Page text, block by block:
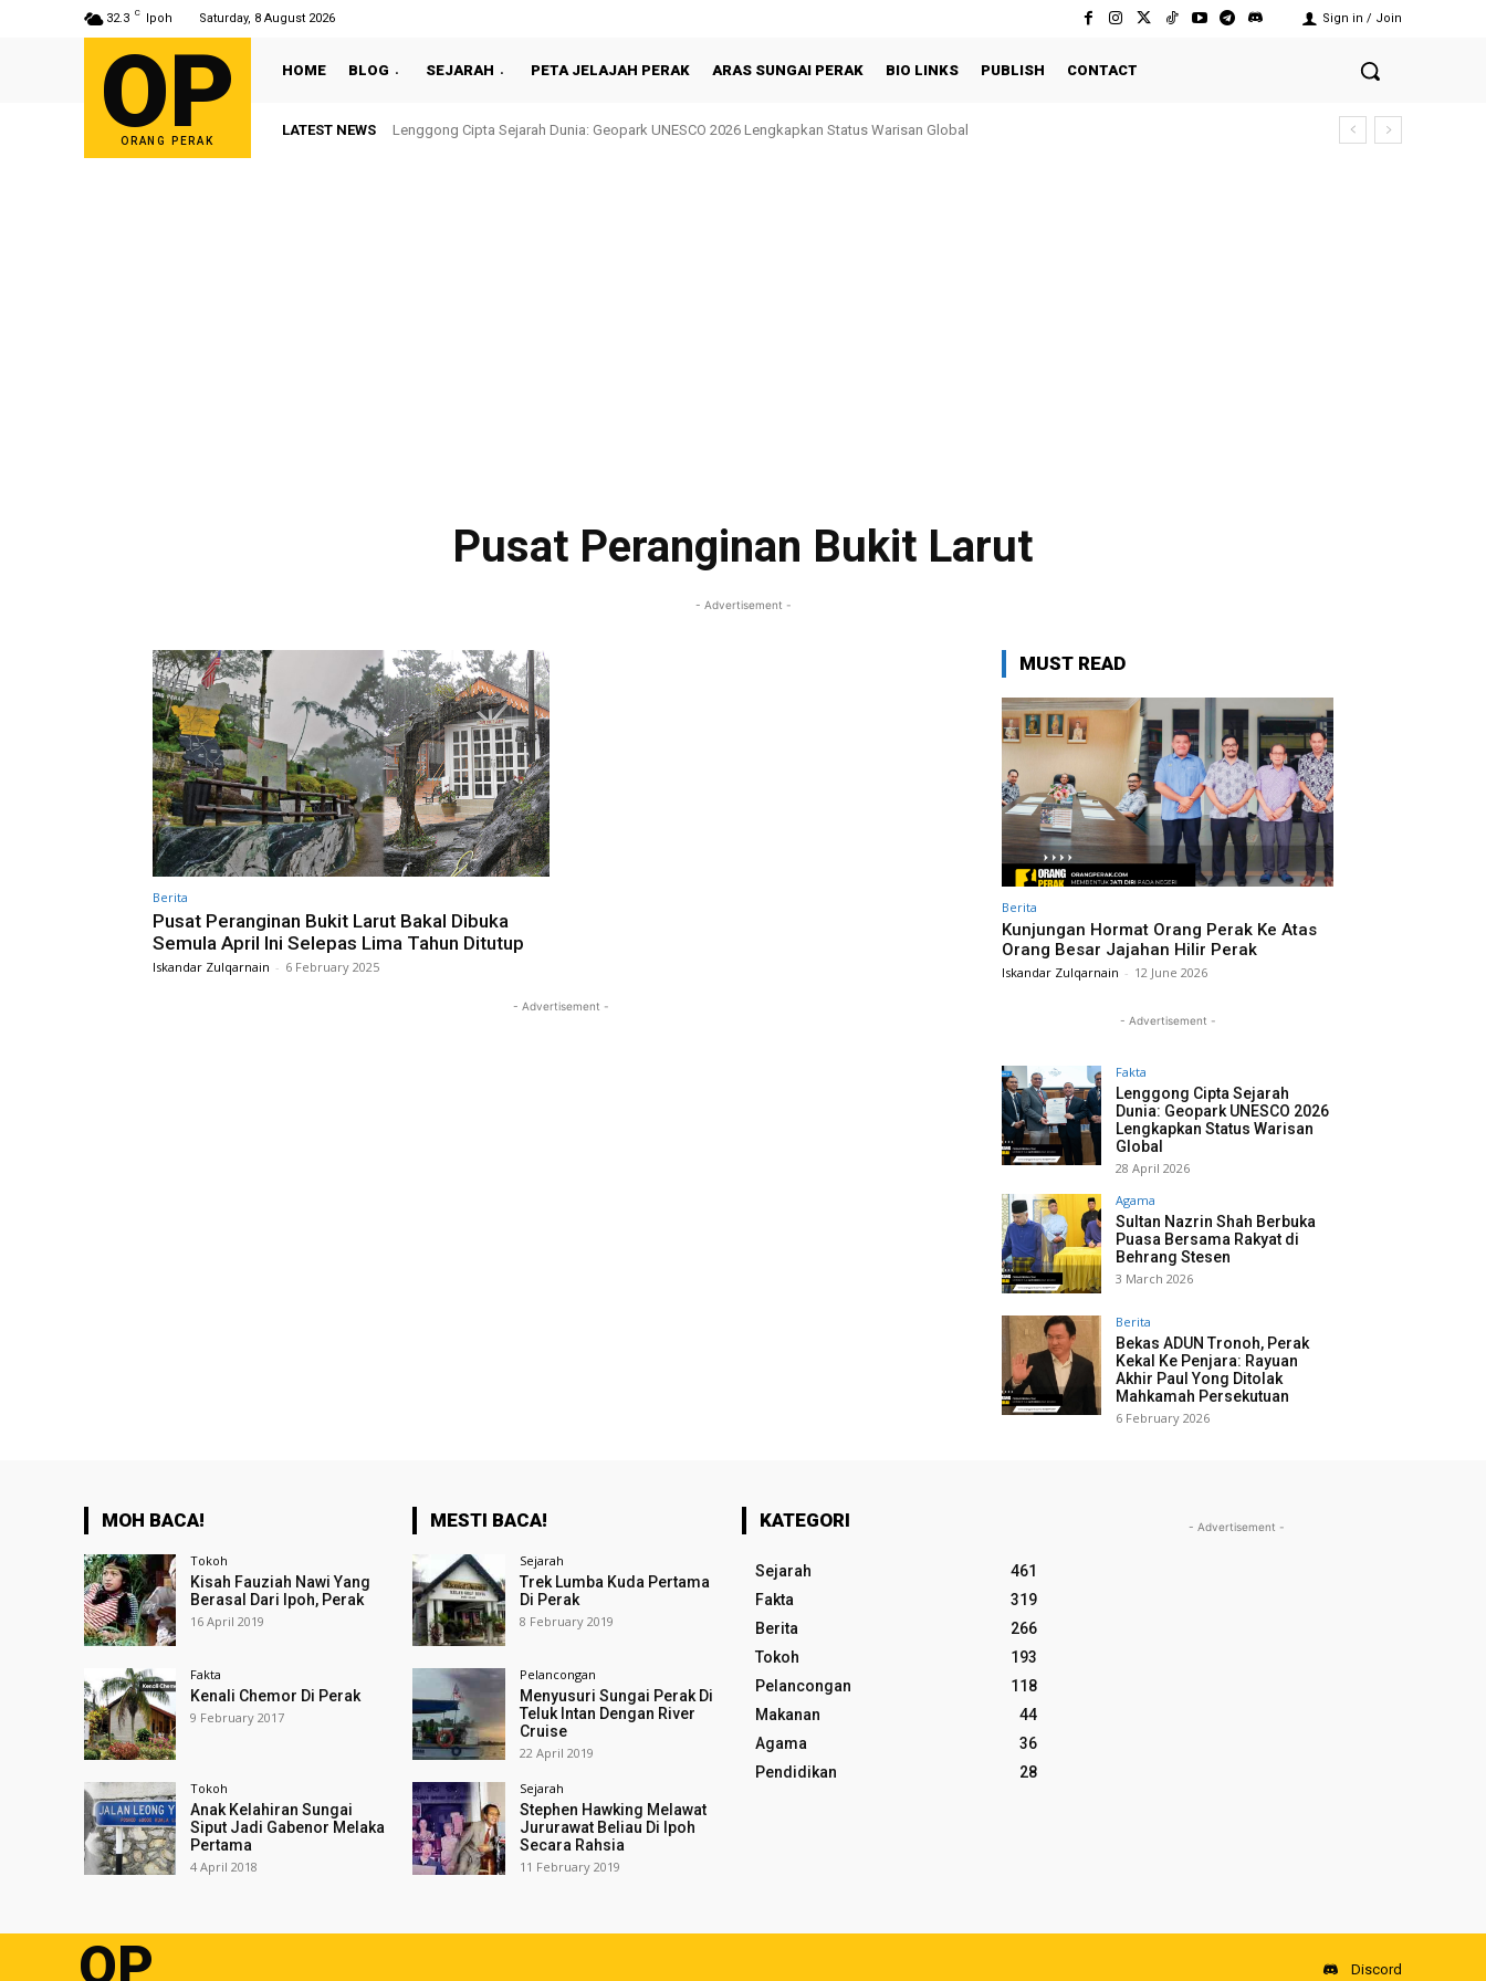
32.3 C Ipoh Saturday, 8 August 2026 Sign in / Join
OP
ORANG PERAK
HOME BLOG SEJARAH PETA JELAJAH PERAK ARAS SUNGAI PERAK BIO LINKS PUBLISH CONTACT
LATEST NEWS Lenggong Cipta Sejarah Dunia: Geopark UNESCO 2026 Lengkapkan Status Warisan Global
Pusat Peranginan Bukit Larut
- Advertisement -
Berita
Pusat Peranginan Bukit Larut Bakal Dibuka
Semula April Ini Selepas Lima Tahun Ditutup
Iskandar Zulqarnain - 6 February 2025
- Advertisement -
MUST READ
Berita
Kunjungan Hormat Orang Perak Ke Atas
Orang Besar Jajahan Hilir Perak
Iskandar Zulqarnain - 12 June 2026
- Advertisement -
Fakta
Lenggong Cipta Sejarah
Dunia: Geopark UNESCO 2026
Lengkapkan Status Warisan
Global
28 April 2026
Agama
Sultan Nazrin Shah Berbuka
Puasa Bersama Rakyat di
Behrang Stesen
3 March 2026
Berita
Bekas ADUN Tronoh, Perak
Kekal Ke Penjara: Rayuan
Akhir Paul Yong Ditolak
Mahkamah Persekutuan
6 February 2026
MOH BACA!
Tokoh
Kisah Fauziah Nawi Yang
Berasal Dari Ipoh, Perak
16 April 2019
Fakta
Kenali Chemor Di Perak
9 February 2017
Tokoh
Anak Kelahiran Sungai
Siput Jadi Gabenor Melaka
Pertama
4 April 2018
MESTI BACA!
Sejarah
Trek Lumba Kuda Pertama
Di Perak
8 February 2019
Pelancongan
Menyusuri Sungai Perak Di
Teluk Intan Dengan River
Cruise
22 April 2019
Sejarah
Stephen Hawking Melawat
Jururawat Beliau Di Ipoh
Secara Rahsia
11 February 2019
KATEGORI
Sejarah
461
Fakta
319
Berita
266
Tokoh
193
Pelancongan
118
Makanan
44
Agama
36
Pendidikan
28
- Advertisement -
OP Discord